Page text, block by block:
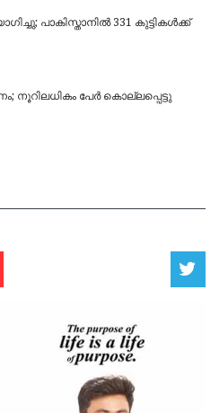
പാകിസ്താനിൽ 331 കുട്ടികൾക്ക്
പേർ കൊല്ലപ്പെട്ടു